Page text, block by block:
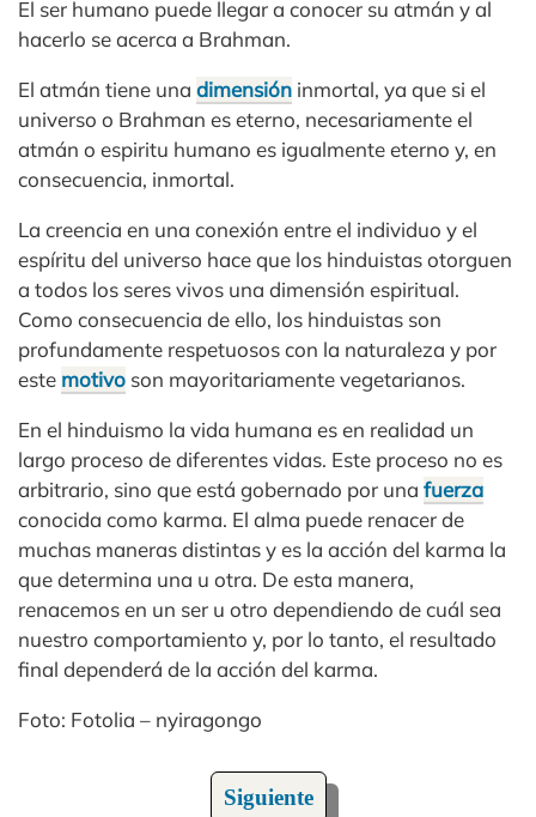
El ser humano puede llegar a conocer su atmán y al
hacerlo se acerca a Brahman.
El atmán tiene una dimensión inmortal, ya que si el
universo o Brahman es eterno, necesariamente el
atmán o espiritu humano es igualmente eterno y, en
consecuencia, inmortal.
La creencia en una conexión entre el individuo y el
espíritu del universo hace que los hinduistas otorguen
a todos los seres vivos una dimensión espiritual.
Como consecuencia de ello, los hinduistas son
profundamente respetuosos con la naturaleza y por
este motivo son mayoritariamente vegetarianos.
En el hinduismo la vida humana es en realidad un
largo proceso de diferentes vidas. Este proceso no es
arbitrario, sino que está gobernado por una fuerza
conocida como karma. El alma puede renacer de
muchas maneras distintas y es la acción del karma la
que determina una u otra. De esta manera,
renacemos en un ser u otro dependiendo de cuál sea
nuestro comportamiento y, por lo tanto, el resultado
final dependerá de la acción del karma.
Foto: Fotolia – nyiragongo
Siguiente